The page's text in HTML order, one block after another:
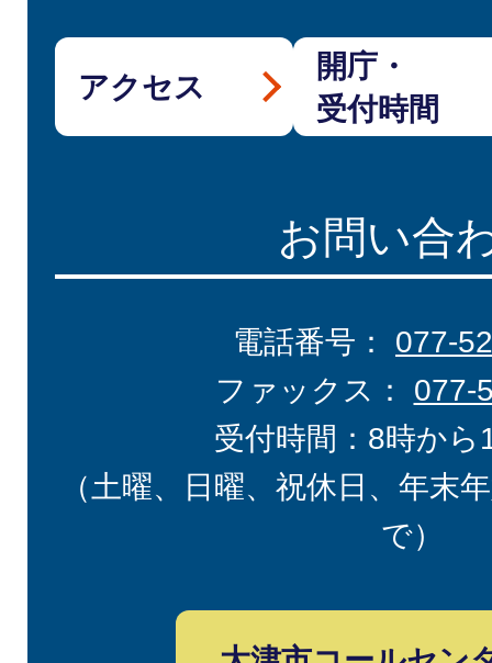
アクセス
開庁・
受付時間
お問い合
電話番号： 077-
ファックス： 077-
受付時間：8時から
（土曜、日曜、祝休日、年末
で）